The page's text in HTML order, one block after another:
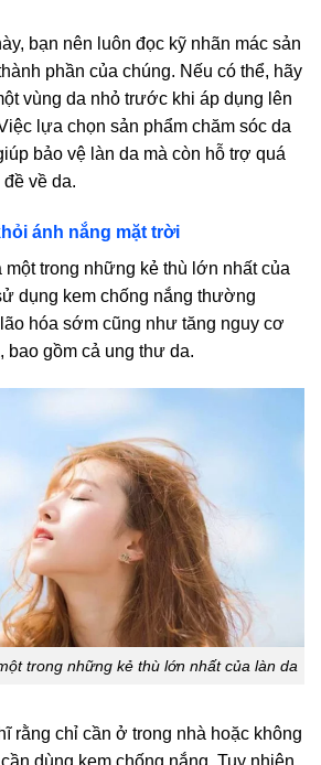
bạn nên luôn đọc kỹ nhãn mác sản
phần của chúng. Nếu có thể, hãy
vùng da nhỏ trước khi áp dụng lên
lựa chọn sản phẩm chăm sóc da
bảo vệ làn da mà còn hỗ trợ quá
về da.
ánh nắng mặt trời
trong những kẻ thù lớn nhất của
dụng kem chống nắng thường
hóa sớm cũng như tăng nguy cơ
bao gồm cả ung thư da.
trong những kẻ thù lớn nhất của làn da
rằng chỉ cần ở trong nhà hoặc không